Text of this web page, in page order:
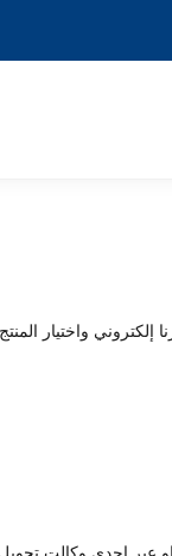
إلكتروني واختيار